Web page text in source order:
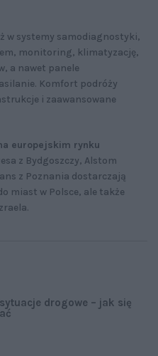
w systemy samodiagnostyki,
monitoring, klimatyzację,
a nawet panele
Komfort podróży
i zaawansowane
europejskim rynku
z Bydgoszczy, Alstom
z Poznania dostarczają
miast w Polsce, ale także
drogowe – jak się